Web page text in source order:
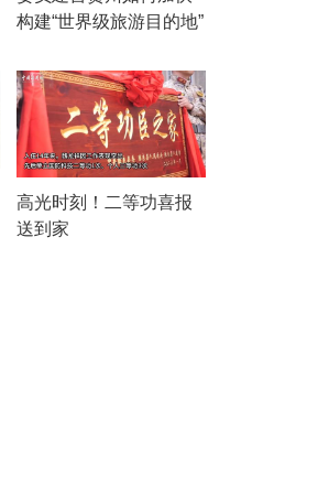
构建“世界级旅游目的地”
高光时刻！二等功喜报
送到家